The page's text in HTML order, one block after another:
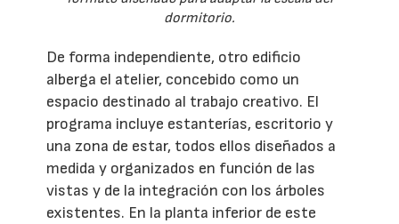
dormitorio.
De forma independiente, otro edificio
alberga el atelier, concebido como un
espacio destinado al trabajo creativo. El
programa incluye estanterías, escritorio y
una zona de estar, todos ellos diseñados a
medida y organizados en función de las
vistas y de la integración con los árboles
existentes. En la planta inferior de este